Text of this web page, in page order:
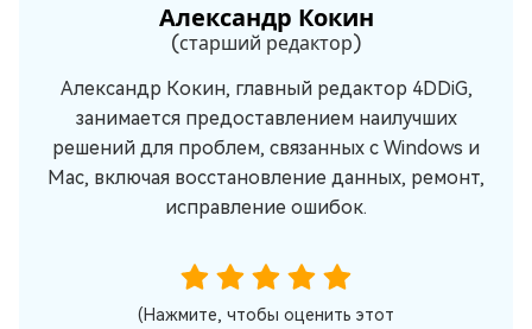
Александр Кокин
(старший редактор)
Александр Кокин, главный редактор 4DDiG,
занимается предоставлением наилучших
решений для проблем, связанных с Windows и
Mac, включая восстановление данных, ремонт,
исправление ошибок.
(Нажмите, чтобы оценить этот